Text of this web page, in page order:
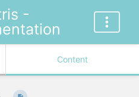
-
Content